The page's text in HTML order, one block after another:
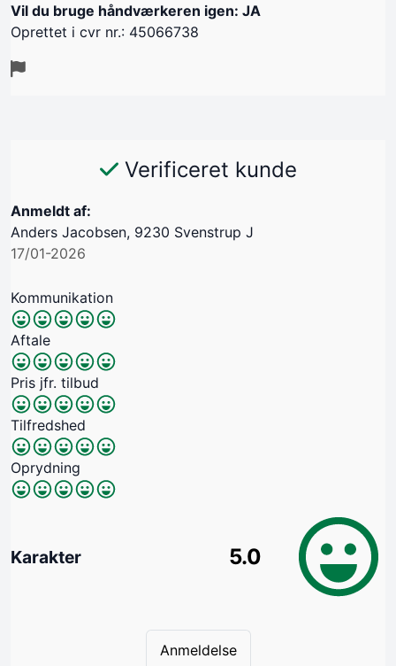
Vil du bruge håndværkeren igen: JA
Oprettet i cvr nr.: 45066738
Verificeret kunde
Anmeldt af:
Anders Jacobsen, 9230 Svenstrup J
17/01-2026
Kommunikation
Aftale
Pris jfr. tilbud
Tilfredshed
Oprydning
Karakter 5.0
Anmeldelse